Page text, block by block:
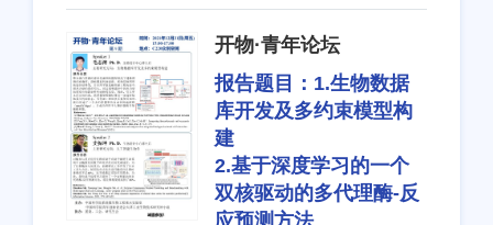
开物·青年论坛
报告题目： 1.生物数据
库开发及多约束模型构
建
2.基于深度学习的一个
双核驱动的多代理酶-反
应预测方法